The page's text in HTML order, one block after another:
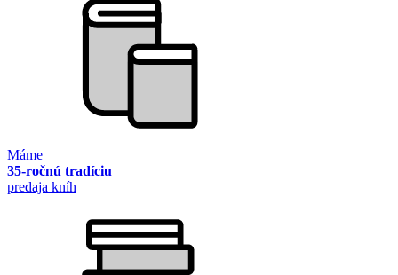
Máme
35-ročnú tradíciu
predaja kníh